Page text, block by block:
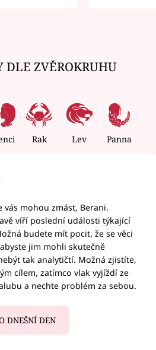
DLE ZVĚROKRUHU
Rak Lev Panna
vás mohou zmást, Berani.
víří poslední události týkající
budete mít pocit, že se věci
jim mohli skutečně
tak analytičtí. Možná zjistíte,
cílem, zatímco vlak vyjíždí ze
a nechte problém za sebou.
DNEŠNÍ DEN